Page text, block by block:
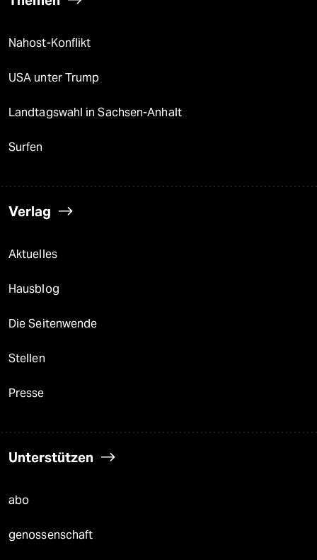
Nahost-Konflikt
USA unter Trump
Landtagswahl in Sachsen-Anhalt
Surfen
Verlag
Aktuelles
Hausblog
Die Seitenwende
Stellen
Presse
Unterstützen
abo
genossenschaft